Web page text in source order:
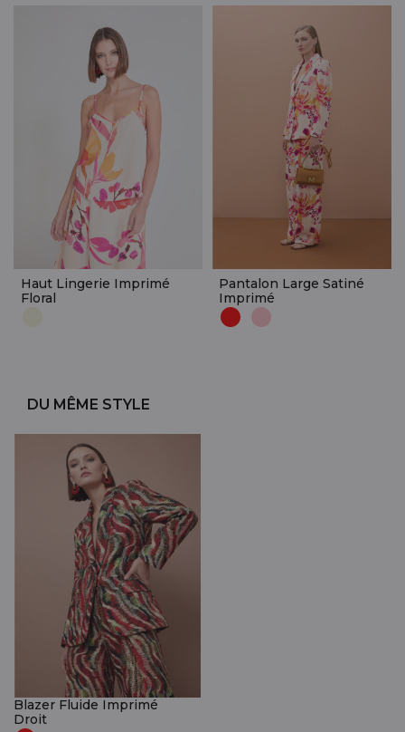
Haut Lingerie Imprimé
Floral
Pantalon Large Satiné
Imprimé
DU MÊME STYLE
Blazer Fluide Imprimé
Droit